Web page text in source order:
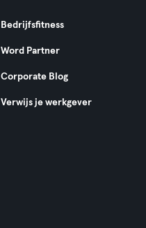
Bedrijfsfitness
Word Partner
Corporate Blog
Verwijs je werkgever